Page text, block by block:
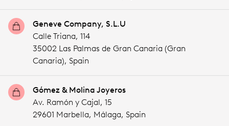
Geneve Company, S.L.U
Calle Triana, 114
35002 Las Palmas de Gran Canaria (Gran
Canaria), Spain
Gómez & Molina Joyeros
Av. Ramón y Cajal, 15
29601 Marbella, Málaga, Spain